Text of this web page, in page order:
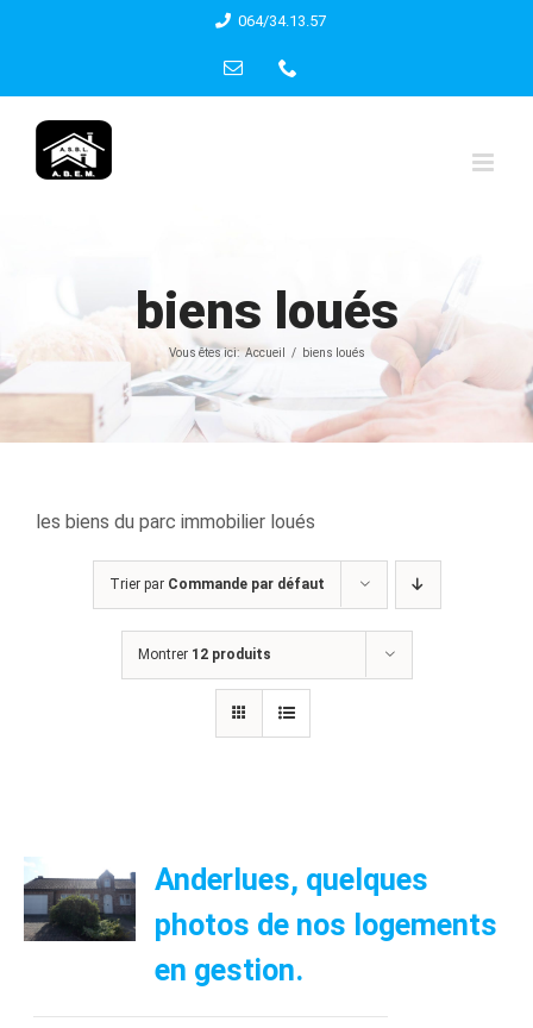
content
064/34.13.57
Email
biens loués
Vous êtes ici: Accueil biens loués
les biens du parc immobilier loués
Trier par Commande par défaut
Montrer 12 produits
Anderlues, quelques
photos de nos logements
en gestion.